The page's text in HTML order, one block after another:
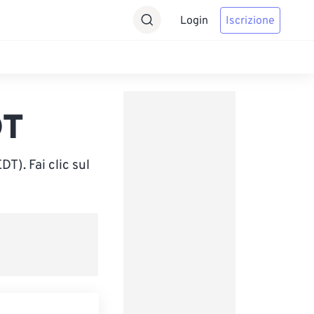
Login Iscrizione
Fai clic sul